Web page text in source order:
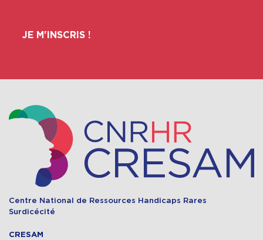
JE M'INSCRIS !
Centre National de Ressources Handicaps Rares
Surdicécité
CRESAM